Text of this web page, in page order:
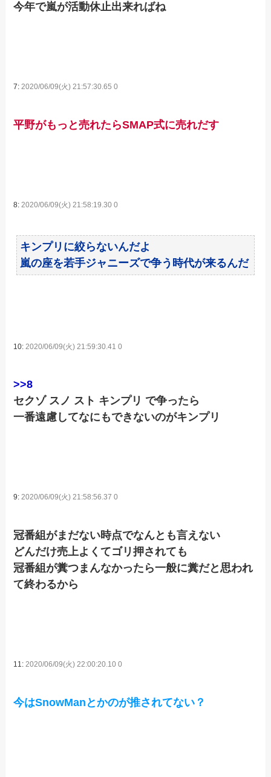
今年で嵐が活動休止出来ればね
7:2020/06/09(火) 21:57:30.65 0
平野がもっと売れたらSMAP式に売れだす
8:2020/06/09(火) 21:58:19.30 0
キンプリに絞らないんだよ
嵐の座を若手ジャニーズで争う時代が来るんだ
10: 2020/06/09(火) 21:59:30.41 0
>>8
セクゾ スノ スト キンプリ で争ったら
一番遠慮してなにもできないのがキンプリ
9:2020/06/09(火) 21:58:56.37 0
冠番組がまだない時点でなんとも言えない
どんだけ売上よくてゴリ押されても
冠番組が糞つまんなかったら一般に糞だと思われ
て終わるから
11:2020/06/09(火) 22:00:20.10 0
今はSnowManとかのが推されてない？